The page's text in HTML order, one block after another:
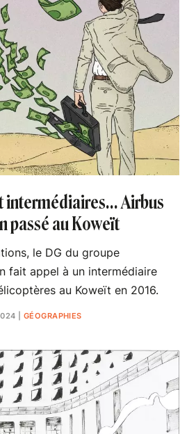
intermédiaires… Airbus
passé au Koweït
le DG du groupe
fait appel à un intermédiaire
au Koweït en 2016.
GÉOGRAPHIES